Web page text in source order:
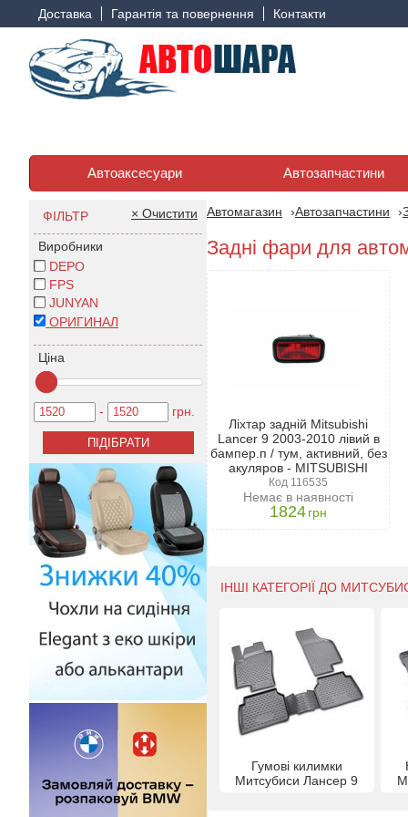
Доставка Гарантія та повернення Контакти
Автоаксесуари Автозапчастини
ФІЛЬТР × Очистити
Виробники
DEPO
FPS
JUNYAN
ОРИГИНАЛ
Ціна
- грн.
Автомагазин Автозапчастини
Задні фари для
Ліхтар задній Mitsubishi
Lancer 9 2003-2010 лівий в
бампер.п / тум, активний, без
акуляров - MITSUBISHI
Код 116535
Немає в наявності
1824грн
ІНШІ КАТЕГОРІЇ ДО
Гумові килимки
Митсубиси Лансер 9